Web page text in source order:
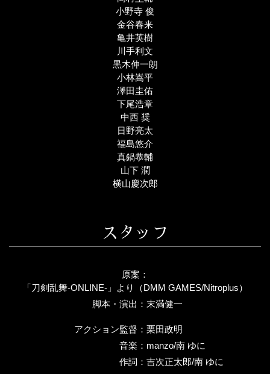
小野寺 俊
金谷春来
亀井英樹
川手利文
黒木伸一朗
小林嵩平
澤田圭佑
下尾浩章
中西 奨
日野亮太
福島悠介
真鍋恭輔
山下 潤
横山慶次郎
スタッフ
原案：
「刀剣乱舞-ONLINE-」より（DMM GAMES/Nitroplus）
脚本・演出： 末満健一
アクション監督： 栗田政明
音楽： manzo/南 ゆに
作詞： 吉次正太郎/南 ゆに